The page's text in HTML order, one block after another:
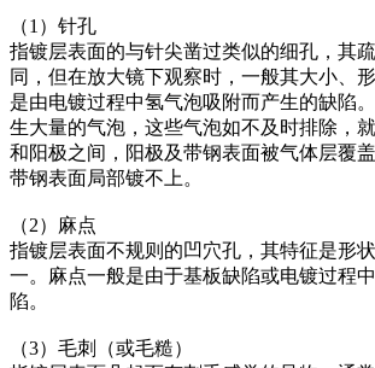
（1）针孔
指镀层表面的与针尖凿过类似的细孔，其
同，但在放大镜下观察时，一般其大小、
是由电镀过程中氢气泡吸附而产生的缺陷
生大量的气泡，这些气泡如不及时排除，
和阳极之间，阳极及带钢表面被气体层覆
带钢表面局部镀不上。
（2）麻点
指镀层表面不规则的凹穴孔，其特征是形
一。麻点一般是由于基板缺陷或电镀过程
陷。
（3）毛刺（或毛糙）